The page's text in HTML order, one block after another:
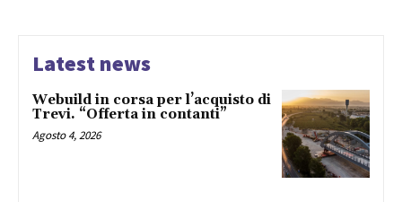
Latest news
Webuild in corsa per l’acquisto di
Trevi. “Offerta in contanti”
Agosto 4, 2026